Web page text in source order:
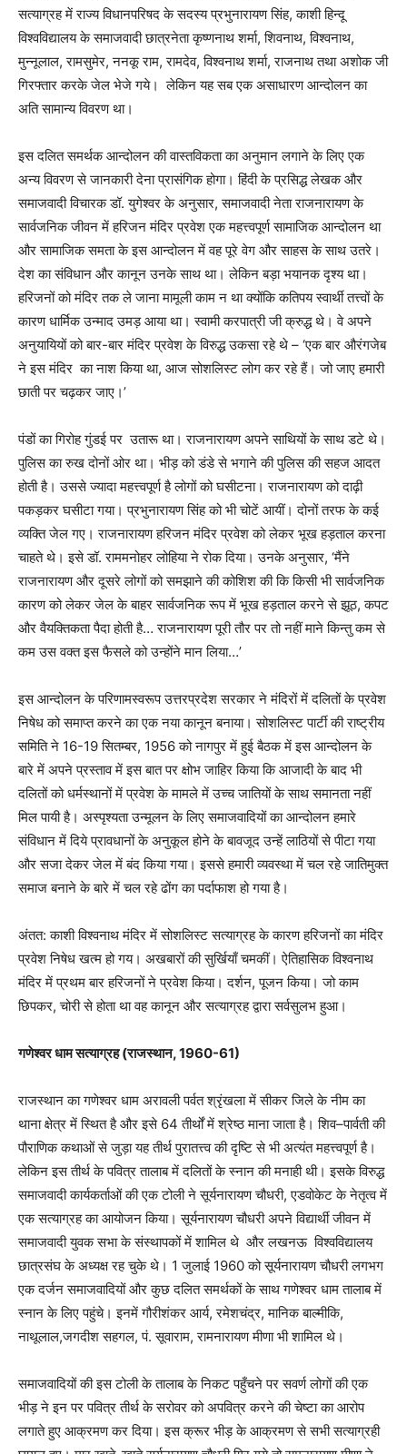
सत्याग्रह में राज्य विधानपरिषद के सदस्य प्रभुनारायण सिंह,काशी हिन्दू
विश्वविद्यालय के समाजवादी छात्रनेता कृष्णनाथ शर्मा,शिवनाथ,विश्वनाथ,
मुन्नूलाल,रामसुमेर,ननकू राम,रामदेव,विश्वनाथ शर्मा,राजनाथ तथा अशोक जी
गिरफ्तार करके जेल भेजे गये। लेकिन यह सब एक असाधारण आन्दोलन का
अति सामान्य विवरण था।
इस दलित समर्थक आन्दोलन की वास्तविकता का अनुमान लगाने के लिए एक
अन्य विवरण से जानकारी देना प्रासंगिक होगा। हिंदी के प्रसिद्ध लेखक और
समाजवादी विचारक डॉ. युगेश्वर के अनुसार,समाजवादी नेता राजनारायण के
सार्वजनिक जीवन में हरिजन मंदिर प्रवेश एक महत्त्वपूर्ण सामाजिक आन्दोलन था
और सामाजिक समता के इस आन्दोलन में वह पूरे वेग और साहस के साथ उतरे।
देश का संविधान और कानून उनके साथ था। लेकिन बड़ा भयानक दृश्य था।
हरिजनों को मंदिर तक ले जाना मामूली काम न था क्योंकि कतिपय स्वार्थी तत्त्वों के
कारण धार्मिक उन्माद उमड़ आया था। स्वामी करपात्री जी क्रुद्ध थे। वे अपने
अनुयायियों को बार-बार मंदिर प्रवेश के विरुद्ध उकसा रहे थे – ‘एक बार औरंगजेब
ने इस मंदिर का नाश किया था, आज सोशलिस्ट लोग कर रहे हैं। जो जाए हमारी
छाती पर चढ़कर जाए।’
पंडों का गिरोह गुंडई पर उतारू था। राजनारायण अपने साथियों के साथ डटे थे।
पुलिस का रुख दोनों ओर था। भीड़ को डंडे से भगाने की पुलिस की सहज आदत
होती है। उससे ज्यादा महत्त्वपूर्ण है लोगों को घसीटना। राजनारायण को दाढ़ी
पकड़कर घसीटा गया। प्रभुनारायण सिंह को भी चोटें आयीं। दोनों तरफ के कई
व्यक्ति जेल गए। राजनारायण हरिजन मंदिर प्रवेश को लेकर भूख हड़ताल करना
चाहते थे। इसे डॉ. राममनोहर लोहिया ने रोक दिया। उनके अनुसार, ‘मैंने
राजनारायण और दूसरे लोगों को समझाने की कोशिश की कि किसी भी सार्वजनिक
कारण को लेकर जेल के बाहर सार्वजनिक रूप में भूख हड़ताल करने से झूठ,कपट
और वैयक्तिकता पैदा होती है… राजनारायण पूरी तौर पर तो नहीं माने किन्तु कम से
कम उस वक्त इस फैसले को उन्होंने मान लिया…’
इस आन्दोलन के परिणामस्वरूप उत्तरप्रदेश सरकार ने मंदिरों में दलितों के प्रवेश
निषेध को समाप्त करने का एक नया कानून बनाया। सोशलिस्ट पार्टी की राष्ट्रीय
समिति ने 16-19 सितम्बर, 1956 को नागपुर में हुई बैठक में इस आन्दोलन के
बारे में अपने प्रस्ताव में इस बात पर क्षोभ जाहिर किया कि आजादी के बाद भी
दलितों को धर्मस्थानों में प्रवेश के मामले में उच्च जातियों के साथ समानता नहीं
मिल पायी है। अस्पृश्यता उन्मूलन के लिए समाजवादियों का आन्दोलन हमारे
संविधान में दिये प्रावधानों के अनुकूल होने के बावजूद उन्हें लाठियों से पीटा गया
और सजा देकर जेल में बंद किया गया। इससे हमारी व्यवस्था में चल रहे जातिमुक्त
समाज बनाने के बारे में चल रहे ढोंग का पर्दाफाश हो गया है।
अंतत: काशी विश्वनाथ मंदिर में सोशलिस्ट सत्याग्रह के कारण हरिजनों का मंदिर
प्रवेश निषेध खत्म हो गय। अखबारों की सुर्खियाँ चमकीं। ऐतिहासिक विश्वनाथ
मंदिर में प्रथम बार हरिजनों ने प्रवेश किया। दर्शन,पूजन किया। जो काम
छिपकर,चोरी से होता था वह कानून और सत्याग्रह द्वारा सर्वसुलभ हुआ।
गणेश्वर धाम सत्याग्रह (राजस्थान,1960-61)
राजस्थान का गणेश्वर धाम अरावली पर्वत श्रृंखला में सीकर जिले के नीम का
थाना क्षेत्र में स्थित है और इसे 64 तीर्थों में श्रेष्ठ माना जाता है। शिव–पार्वती की
पौराणिक कथाओं से जुड़ा यह तीर्थ पुरातत्त्व की दृष्टि से भी अत्यंत महत्त्वपूर्ण है।
लेकिन इस तीर्थ के पवित्र तालाब में दलितों के स्नान की मनाही थी। इसके विरुद्ध
समाजवादी कार्यकर्ताओं की एक टोली ने सूर्यनारायण चौधरी,एडवोकेट के नेतृत्व में
एक सत्याग्रह का आयोजन किया। सूर्यनारायण चौधरी अपने विद्यार्थी जीवन में
समाजवादी युवक सभा के संस्थापकों में शामिल थे और लखनऊ विश्वविद्यालय
छात्रसंघ के अध्यक्ष रह चुके थे। 1 जुलाई 1960 को सूर्यनारायण चौधरी लगभग
एक दर्जन समाजवादियों और कुछ दलित समर्थकों के साथ गणेश्वर धाम तालाब में
स्नान के लिए पहुंचे। इनमें गौरीशंकर आर्य,रमेशचंद्र,मानिक बाल्मीकि,
नाथूलाल,जगदीश सहगल,पं. सूवाराम,रामनारायण मीणा भी शामिल थे।
समाजवादियों की इस टोली के तालाब के निकट पहुँचने पर सवर्ण लोगों की एक
भीड़ ने इन पर पवित्र तीर्थ के सरोवर को अपवित्र करने की चेष्टा का आरोप
लगाते हुए आक्रमण कर दिया। इस क्रूर भीड़ के आक्रमण से सभी सत्याग्रही